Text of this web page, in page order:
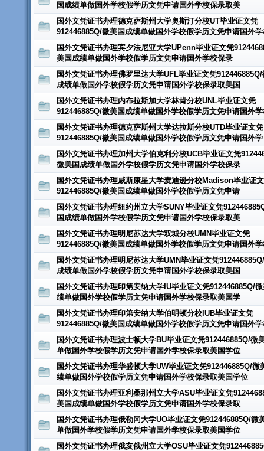
国成绩单做国外学校假学历文凭申请国外学校保录取美
国外文凭证书办理德克萨斯州大学奥斯汀分校UT毕业证文凭
912446885Q/微美国成绩单做国外学校假学历文凭申请国外
国外文凭证书办理宾夕法尼亚大学UPenn毕业证文凭
美国成绩单做国外学校假学历文凭申请国外学校保录
国外文凭证书办理佛罗里达大学UFL毕业证文凭
成绩单做国外学校假学历文凭申请国外学校保录取美国
国外文凭证书办理内布拉斯加大学林肯分校UNL毕业证文凭
912446885Q/微美国成绩单做国外学校假学历文凭申请国外
国外文凭证书办理德克萨斯州大学达拉斯分校UTD毕业证文凭
912446885Q/微美国成绩单做国外学校假学历文凭申请国外学
国外文凭证书办理加州大学伯克利分校UCB毕业证文凭
微美国成绩单做国外学校假学历文凭申请国外学校保录
国外文凭证书办理威斯康星大学麦迪逊分校Madison毕业证
912446885Q/微美国成绩单做国外学校假学历文凭申请
国外文凭证书办理纽约州立大学SUNY毕业证文凭
国成绩单做国外学校假学历文凭申请国外学校保录取美
国外文凭证书办理明尼苏达大学双城分校UMN毕业证文凭
912446885Q/微美国成绩单做国外学校假学历文凭申请国外
国外文凭证书办理明尼苏达大学UMN毕业证文凭
成绩单做国外学校假学历文凭申请国外学校保录取美国
国外文凭证书办理印第安纳大学IU毕业证文凭912446885Q/
绩单做国外学校假学历文凭申请国外学校保录取美国学
国外文凭证书办理印第安纳大学伯明顿分校IUB毕业证文凭
912446885Q/微美国成绩单做国外学校假学历文凭申请国外
国外文凭证书办理波士顿大学BU毕业证文凭912446885Q/微
单做国外学校假学历文凭申请国外学校保录取美国学位
国外文凭证书办理华盛顿大学UW毕业证文凭912446885Q/微
绩单做国外学校假学历文凭申请国外学校保录取美国学位
国外文凭证书办理亚利桑那州立大学ASU毕业证文凭
美国成绩单做国外学校假学历文凭申请国外学校保录取
国外文凭证书办理俄勒冈大学UO毕业证文凭912446885Q/微
单做国外学校假学历文凭申请国外学校保录取美国学位
国外文凭证书办理俄亥俄州立大学OSU毕业证文凭